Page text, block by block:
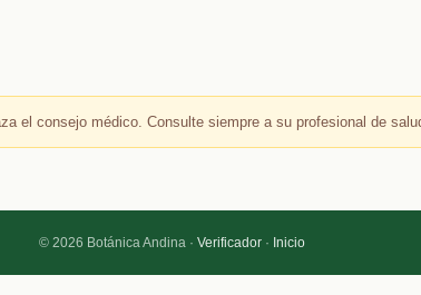
el consejo médico. Consulte siempre a su profesional de
© 2026 Botánica Andina · Verificador· Inicio